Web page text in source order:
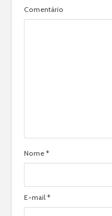
Comentário
Nome *
E-mail *